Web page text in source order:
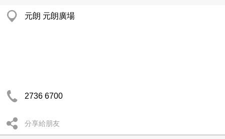
元朗 元朗廣場
2736 6700
分享給朋友